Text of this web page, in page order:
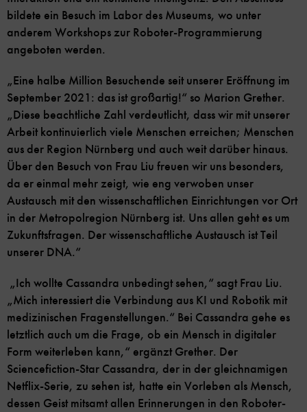
bildete ein Besuch im Labor des Museums, wo unter
anderem Workshops zur Roboter-Programmierung
angeboten werden.
„Eine halbe Million Besuchende seit unserer Eröffnung im
September 2021: das ist großartig!“ so Marion Grether.
„Diese beachtliche Zahl verdeutlicht, dass wir mit unserer
Arbeit kontinuierlich viele Menschen erreichen; Menschen
aus der Region Nürnberg und auch weit darüber hinaus.
Über den Besuch von Frau Liu freuen wir uns besonders,
da er einmal mehr zeigt, wie eng verwoben unser
Austausch mit den wissenschaftlichen Einrichtungen vor Ort
in der Metropolregion Nürnberg ist. Uns allen geht es um
Zukunftsfragen. Der wissenschaftliche Austausch ist Teil
unserer DNA.“
„Ich wollte Cassandra unbedingt sehen,“ sagt Frau Liu.
„Mich interessiert die Verbindung aus KI und Robotik mit
medizinischen Fragenstellungen.“ Bei Cassandra gehe es
letztlich auch um die Frage, ob ein Mensch in digitaler
Form weiterleben kann,“ ergänzt Grether. Der
Sciencefiction-Star Cassandra, der in der gleichnamigen
Netflix-Serie, zu sehen ist, hatte ein Vorleben als Mensch,
dessen Geist mitsamt allen Erinnerungen in den Roboter-